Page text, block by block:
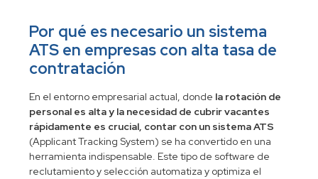
Por qué es necesario un sistema
ATS en empresas con alta tasa de
contratación
En el entorno empresarial actual, donde la rotación de
personal es alta y la necesidad de cubrir vacantes
rápidamente es crucial, contar con un sistema ATS
(Applicant Tracking System) se ha convertido en una
herramienta indispensable. Este tipo de software de
reclutamiento y selección automatiza y optimiza el